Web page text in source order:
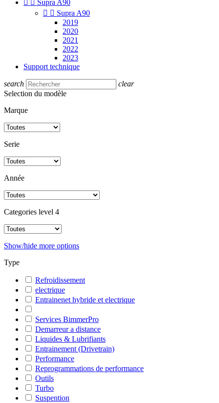
Supra A90
  Supra A90
2019
2020
2021
2022
2023
Support technique
search
clear
Selection du modèle
Marque
Serie
Année
Categories level 4
Show/hide more options
Type
Refroidissement
electrique
Entrainenet hybride et electrique
Services BimmerPro
Demarreur a distance
Liquides & Lubrifiants
Entrainement (Drivetrain)
Performance
Reprogrammations de performance
Outils
Turbo
Suspention